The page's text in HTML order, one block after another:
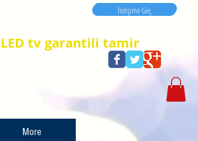
LED tv garantili tamir
İletişime Geç
İletişime Geç
More